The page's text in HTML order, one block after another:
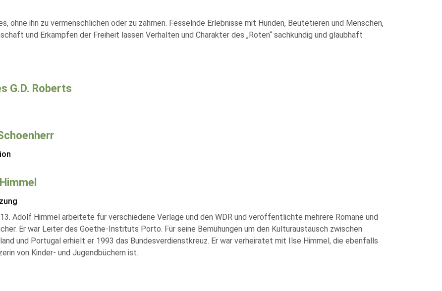
ohne ihn zu vermenschlichen oder zu zähmen. Fesselnde Erlebnisse mit Hunden, Beutetieren und Menschen,
und Erkämpfen der Freiheit lassen Verhalten und Charakter des „Roten“ sachkundig und glaubhaft
G.D. Roberts
Adolf Himmel arbeitete für verschiedene Verlage und den WDR und veröffentlichte mehrere Romane und
Er war Leiter des Goethe-Instituts Porto. Für seine Bemühungen um den Kulturaustausch zwischen
und Portugal erhielt er 1993 das Bundesverdienstkreuz. Er war verheiratet mit Ilse Himmel, die ebenfalls
von Kinder- und Jugendbüchern ist.